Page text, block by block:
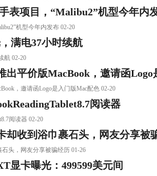
表项目，“Malibu2”机型今年内
机型今年内发布 02-20
满电37小时续航
航 02-20
出平价版MacBook，邀请函
，邀请函Logo是入门版Mac配色 02-20
阅读器
阅读器 02-20
却收到浴巾裹石头，网友分享被
头，网友分享被骗经历 01-26
显卡曝光：499599美元间